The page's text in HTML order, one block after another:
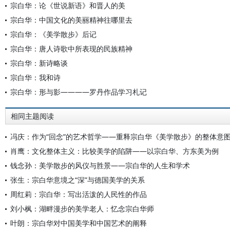
宗白华：论《世说新语》和晋人的美
宗白华：中国文化的美丽精神往哪里去
宗白华：《美学散步》后记
宗白华：唐人诗歌中所表现的民族精神
宗白华：新诗略谈
宗白华：我和诗
宗白华：形与影————罗丹作品学习札记
相同主题阅读
冯庆：作为“回念”的艺术哲学——重释宗白华《美学散步》的整体意
肖鹰：文化整体主义：比较美学的陷阱——以宗白华、方东美为例
钱念孙：美学散步的风仪与胜景——宗白华的人生和学术
张生：宗白华意境之“深”与德国美学的关系
周红莉：宗白华：写出活泼的人民性的作品
刘小枫：湖畔漫步的美学老人：忆念宗白华师
叶朗：宗白华对中国美学和中国艺术的阐释